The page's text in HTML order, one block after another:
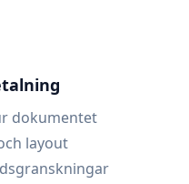
dokumentet
layout